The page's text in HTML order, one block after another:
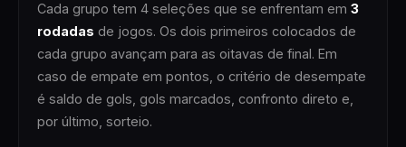
Cada grupo tem 4 seleções que se enfrentam em 3
rodadas de jogos. Os dois primeiros colocados de
cada grupo avançam para as oitavas de final. Em
caso de empate em pontos, o critério de desempate
é saldo de gols, gols marcados, confronto direto e,
por último, sorteio.